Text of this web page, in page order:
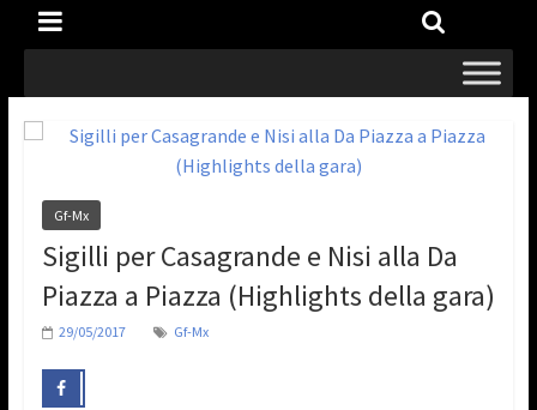
Gf-Mx
Sigilli per Casagrande e Nisi alla Da
Piazza a Piazza (Highlights della gara)
29/05/2017 Gf-Mx